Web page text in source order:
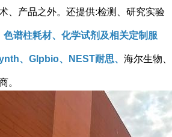
、产品之外。还提供:检测、研究实验
谱柱耗材、化学试剂及相关定制服
、Glpbio、NEST耐思、 海尔生物、
。